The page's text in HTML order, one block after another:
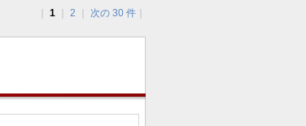
1 2 次の 30 件